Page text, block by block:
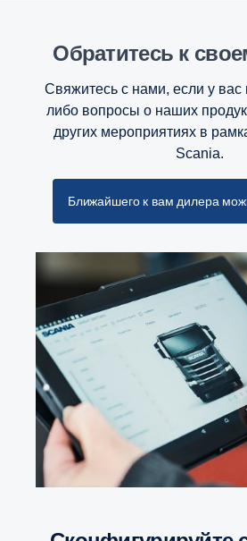
Обратитесь к
Свяжитесь с нами, если у вас
либо вопросы о наших
других мероприятиях в
Scania.
Ближайшего к вам дилера